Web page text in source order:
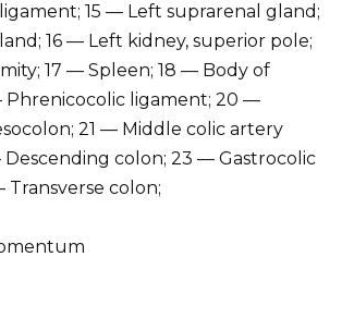
15 — Left suprarenal gland;
16 — Left kidney, superior pole;
17 — Spleen; 18 — Body of
Phrenicocolic ligament; 20 —
21 — Middle colic artery
colon; 23 — Gastrocolic
Transverse colon;